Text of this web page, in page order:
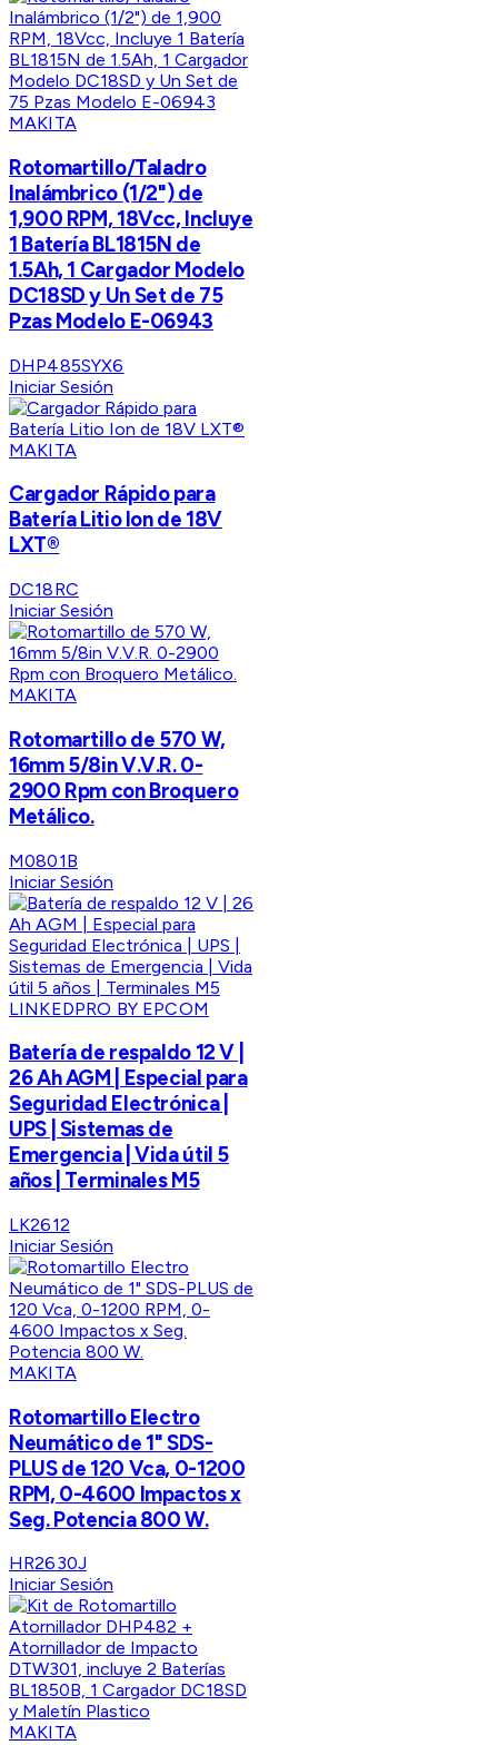
MAKITA
Rotomartillo/Taladro
Inalámbrico (1/2") de
1,900 RPM, 18Vcc, Incluye
1 Batería BL1815N de
1.5Ah, 1 Cargador Modelo
DC18SD y Un Set de 75
Pzas Modelo E-06943
DHP485SYX6
Iniciar Sesión
MAKITA
Cargador Rápido para
Batería Litio Ion de 18V
LXT®
DC18RC
Iniciar Sesión
MAKITA
Rotomartillo de 570 W,
16mm 5/8in V.V.R. 0-
2900 Rpm con Broquero
Metálico.
M0801B
Iniciar Sesión
LINKEDPRO BY EPCOM
Batería de respaldo 12 V |
26 Ah AGM | Especial para
Seguridad Electrónica |
UPS | Sistemas de
Emergencia | Vida útil 5
años | Terminales M5
LK2612
Iniciar Sesión
MAKITA
Rotomartillo Electro
Neumático de 1" SDS-
PLUS de 120 Vca, 0-1200
RPM, 0-4600 Impactos x
Seg. Potencia 800 W.
HR2630J
Iniciar Sesión
MAKITA